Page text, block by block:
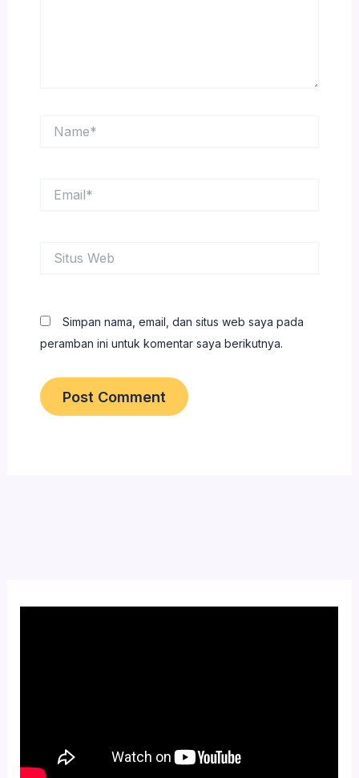
Web
Simpan nama, email, dan situs web saya pada
peramban ini untuk komentar saya berikutnya.